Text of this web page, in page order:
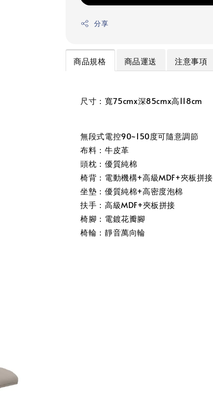
分享
商品規格 商品運送 注意事項
尺寸：寬75cmx深85cmx高118cm
無段式電控90~150度可隨意調節
布料：牛皮革
頭枕：優質純棉
椅背：電動機構+高級MDF+夾板拼接
坐墊：優質純棉+高密度泡棉
扶手：高級MDF+夾板拼接
椅腳：電鍍花瓣腳
椅輪：靜音萬向輪